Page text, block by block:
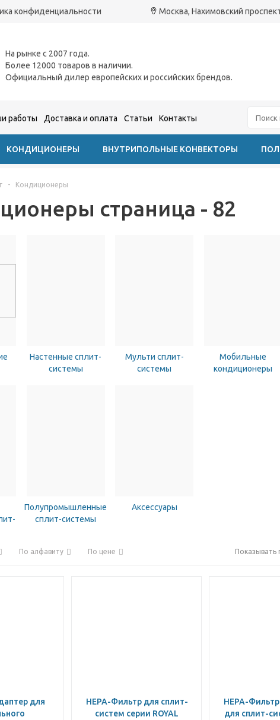
конфиденциальности Москва, Нахимовский
На рынке с 2007 года.
Более 12000 товаров в наличии.
Официальный дилер европейских и российских брендов.
работы Доставка и оплата Статьи Контакты
КОНДИЦИОНЕРЫ ВНУТРИПОЛЬНЫЕ КОНВЕКТОРЫ
- Кондиционеры
страница - 82
Настенные сплит-
системы
Мульти сплит-
системы
Мобильные
кондиционеры
Полупромышленные
сплит-системы
Аксессуары
По алфавиту По цене Показывать
для
HEPA-Фильтр для сплит-
систем серии ROYAL
HEPA-Фильтр
для сплит-